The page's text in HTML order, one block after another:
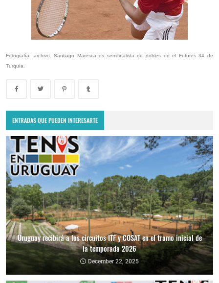
Fotografía: archivo. Santiago Maresca es semifinalista de dobles en el Futures 34 de
Turquía.
ENTRADAS QUE PUEDEN INTERESARTE
Uruguay recibirá a los circuitos ITF y COSAT en el tramo inicial de
la temporada 2026
December 22, 2025